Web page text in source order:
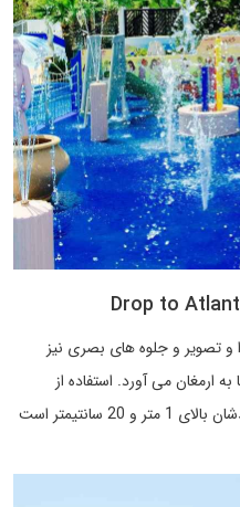
و تصویر و جلوه های بصری نیز
ارمغان می آورد. استفاده از
سرسره آتلانتیس فقط برای افرادی که قدشان بالای 1 متر و 20 سانتیمتر است